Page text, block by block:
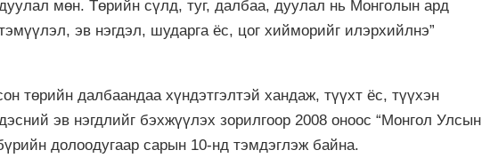
мөн. Төрийн сүлд, туг, далбаа, дуулал нь Монголын ард
эв нэгдэл, шударга ёс, цог хийморийг илэрхийлнэ”
төрийн далбаандаа хүндэтгэлтэй хандаж, түүхт ёс, түүхэн
эв нэгдлийг бэхжүүлэх зорилгоор 2008 оноос “Монгол Улсын
долоодугаар сарын 10-нд тэмдэглэж байна.